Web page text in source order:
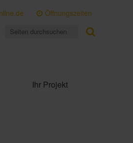
Öffnungszeiten
Ihr Projekt